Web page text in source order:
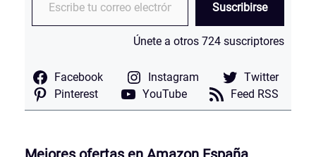
Suscribirse
Únete a otros 724 suscriptores
Facebook Instagram
Twitter
Pinterest
YouTube Feed RSS